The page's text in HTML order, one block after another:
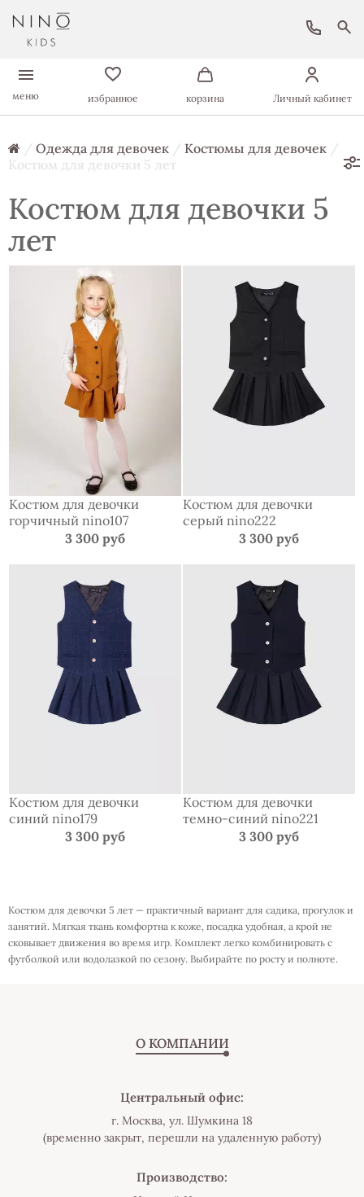
меню избранное корзина Личный кабинет
/ Одежда для девочек / Костюмы для девочек /
Костюм для девочки 5 лет
Костюм для девочки 5
лет
Костюм для девочки
горчичный nino107
3 300 руб
Костюм для девочки
серый nino222
3 300 руб
Костюм для девочки
синий nino179
3 300 руб
Костюм для девочки
темно-синий nino221
3 300 руб
Костюм для девочки 5 лет — практичный вариант для садика, прогулок и
занятий. Мягкая ткань комфортна к коже, посадка удобная, а крой не
сковывает движения во время игр. Комплект легко комбинировать с
футболкой или водолазкой по сезону. Выбирайте по росту и полноте.
О КОМПАНИИ
Центральный офис:
г. Москва, ул. Шумкина 18
(временно закрыт, перешли на удаленную работу)
Производство: